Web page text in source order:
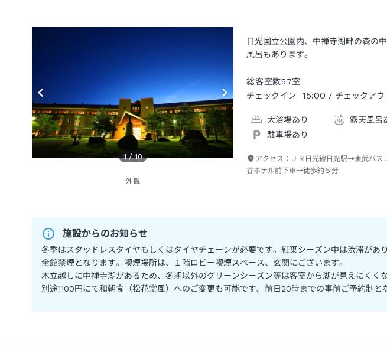
1 /10
外観
日光国立公園内、中禅寺湖畔の森の
風呂もあります。
総客室数57室
チェックイン
15:00 / チェックアウ
大浴場あり 露天風呂
駐車場あり
アクセス： ＪＲ日光線日光駅→東武バス
谷ホテル前下車→徒歩約５分
施設からのお知らせ
冬季はスタッドレスタイヤもしくはタイヤチェーンが必要です。紅葉シーズン中は渋滞があり
全館禁煙となります。喫煙場所は、１階ロビー喫煙スペース、玄関にございます。
木立越しに中禅寺湖があるため、冬期以外のグリーンシーズン等は客室から湖が見えにくくな
別途1100円にて和朝食（松花堂風）へのご変更も可能です。前日20時までの事前ご予約制と